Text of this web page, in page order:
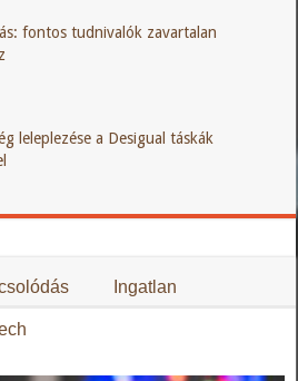
fontos tudnivalók zavartalan
leleplezése a Desigual táskák
Ingatlan